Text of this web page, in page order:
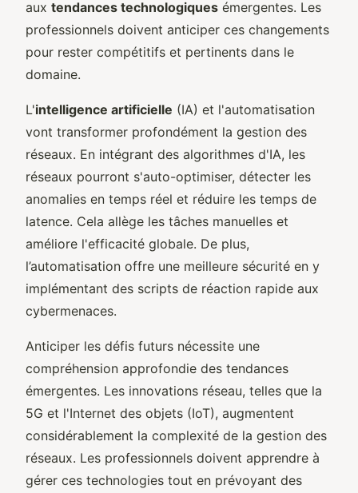
aux tendances technologiques émergentes. Les
professionnels doivent anticiper ces changements
pour rester compétitifs et pertinents dans le
domaine.
L'intelligence artificielle (IA) et l'automatisation
vont transformer profondément la gestion des
réseaux. En intégrant des algorithmes d'IA, les
réseaux pourront s'auto-optimiser, détecter les
anomalies en temps réel et réduire les temps de
latence. Cela allège les tâches manuelles et
améliore l'efficacité globale. De plus,
l’automatisation offre une meilleure sécurité en y
implémentant des scripts de réaction rapide aux
cybermenaces.
Anticiper les défis futurs nécessite une
compréhension approfondie des tendances
émergentes. Les innovations réseau, telles que la
5G et l'Internet des objets (IoT), augmentent
considérablement la complexité de la gestion des
réseaux. Les professionnels doivent apprendre à
gérer ces technologies tout en prévoyant des